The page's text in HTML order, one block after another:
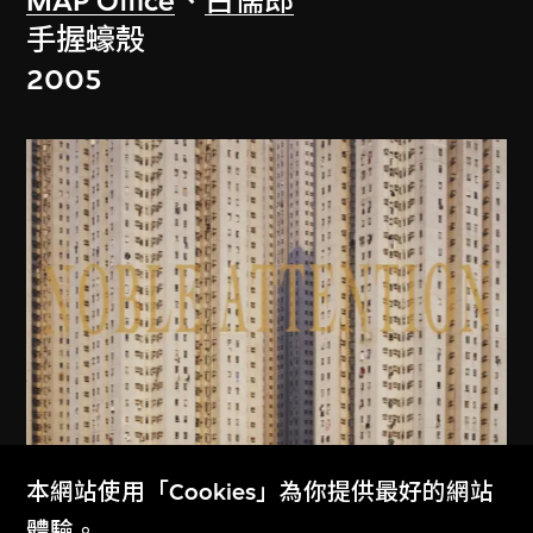
手握蠔殼
2005
MAP Office、古儒郎
本網站使用「Cookies」為你提供最好的網站